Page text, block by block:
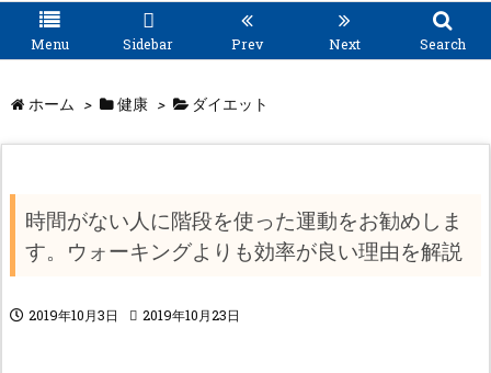
Menu Sidebar Prev Next Search
ホーム > 健康 > ダイエット
時間がない人に階段を使った運動をお勧めしま
す。ウォーキングよりも効率が良い理由を解説
2019年10月3日 2019年10月23日